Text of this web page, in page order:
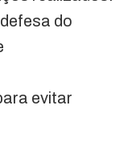
do
evitar